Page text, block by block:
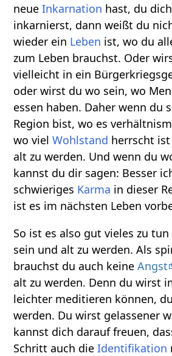
neueInkarnation hast, du
inkarnierst, dann weißt du
wieder ein Leben ist, wo du
zum Leben brauchst. Oder
vielleicht in ein
oder wirst du wo sein, wo
essen haben. Daher wenn du
Region bist, wo es
wo vielWohlstand herrscht
alt zu werden. Und wenn du
kannst du dir sagen: Besser
schwieriges Karma in dieser
ist es im nächsten Leben
So ist es also gut vieles zu
sein und alt zu werden. Als
brauchst du auch keineAngst
alt zu werden. Denn du wirst
leichter meditieren können,
werden. Du wirst gelassener
kannst dich darauf freuen,
Schritt auch dieIdentifikation